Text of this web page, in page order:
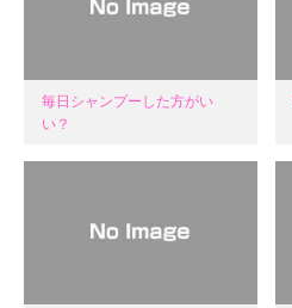
毎日シャンプーした方がい
い？